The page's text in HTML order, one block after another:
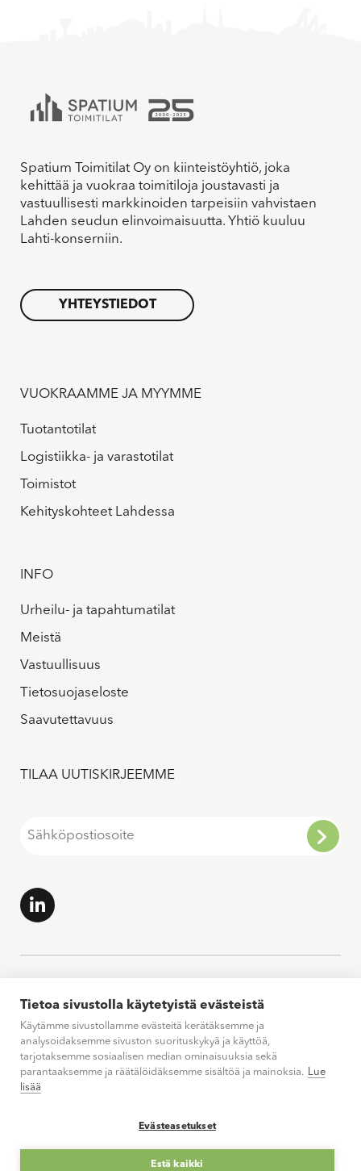
Tietoa sivustolla käytetyistä evästeistä
Käytämme sivustollamme evästeitä kerätäksemme ja
analysoidaksemme sivuston suorituskykyä ja käyttöä,
tarjotaksemme sosiaalisen median ominaisuuksia sekä
parantaaksemme ja räätälöidäksemme sisältöä ja mainoksia. Lue
lisää
Evästeasetukset
Estä kaikki
Spatium Toimitilat Oy on kiinteistöyhtiö, joka
kehittää ja vuokraa toimitiloja joustavasti ja
vastuullisesti markkinoiden tarpeisiin vahvistaen
Lahden seudun elinvoimaisuutta. Yhtiö kuuluu
Lahti-konserniin.
YHTEYSTIEDOT
VUOKRAAMME JA MYYMME
Tuotantotilat
Logistiikka- ja varastotilat
Toimistot
Kehityskohteet Lahdessa
INFO
Urheilu- ja tapahtumatilat
Meistä
Vastuullisuus
Tietosuojaseloste
Saavutettavuus
TILAA UUTISKIRJEEMME